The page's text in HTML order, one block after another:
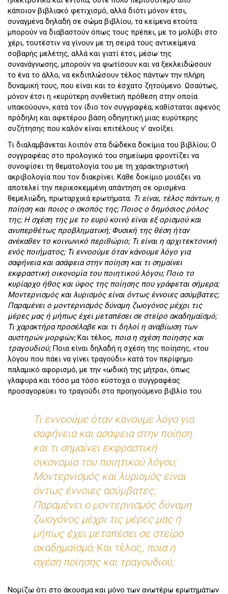
κάποιον βιβλιακό φετιχισμό, αλλά διότι μόνον έτσι,
συναγμένα δηλαδή σε σώμα βιβλίου, τα κείμενα ετούτα
μπορούν να διαβαστούν όπως τους πρέπει, με το μολύβι στο
χέρι, τουτέστιν να γίνουν με τη σειρά τους αντικείμενα
σοβαρής μελέτης, αλλά και γιατί έτσι, μέσω της
συνανάγνωσης, μπορούν να φωτίσουν και να ξεκλειδώσουν
το ένα το άλλο, να εκδιπλώσουν τέλος πάντων την πλήρη
δυναμική τους, που είναι και το έσχατο ζητούμενο. Ωσαύτως,
μόνον έτσι η «ευρύτερη συνθετική πρόθεση στην οποία
υπακούουν», κατά τον ίδιο τον συγγραφέα, καθίσταται αφενός
πρόδηλη και αφετέρου βάση οδηγητική μιας ευρύτερης
συζήτησης που καλόν είναι επιτέλους ν’ ανοίξει.
Τι διαλαμβάνεται λοιπόν στα δώδεκα δοκίμια του βιβλίου; Ο
συγγραφέας στο προλογικό του σημείωμα φροντίζει να
συνοψίσει τη θεματολογία του με τη χαρακτηριστική
ακριβολογία που τον διακρίνει. Κάθε δοκίμιο μοιάζει να
αποτελεί την περιεσκεμμένη απάντηση σε ορισμένα
θεμελιώδη, πρωταρχικά ερωτήματα: Τι είναι, τέλος πάντων, η
ποίηση και ποιος ο σκοπός της; Ποιος ο δημόσιος ρόλος
της; Η σχέση της με το ευρύ κοινό είναι εξ ορισμού και
ανυπερθέτως προβληματική; Φυσική της θέση ήταν
ανέκαθεν το κοινωνικό περιθώριο; Τι είναι η αρχιτεκτονική
ενός ποιήματος; Τι εννοούμε όταν κάνουμε λόγο για
σαφήνεια και ασάφεια στην ποίηση και τι σημαίνει
εκφραστική οικονομία του ποιητικού λόγου; Ποιο το
κυρίαρχο ήθος και ύφος της ποίησης που γράφεται σήμερα;
Μοντερνισμός και λυρισμός είναι όντως έννοιες ασύμβατες;
Παραμένει ο μοντερνισμός δύναμη ζωογόνος μέχρι τις
μέρες μας ή μήπως έχει μεταπέσει σε στείρο ακαδημαϊσμό;
Τι χαρακτήρα προσέλαβε και τι δηλοί η αναβίωση των
αυστηρών μορφών;Και τέλος, ποια η σχέση ποίησης και
τραγουδιού;Ποια είναι δηλαδή η σχέση της ποίησης, «του
λόγου που πάει να γίνει τραγούδι» κατά τον περίφημο
παλαμικό αφορισμό, με την «ωδική της μήτρα», όπως
γλαφυρά και τόσο μα τόσο εύστοχα ο συγγραφέας
προσαγορεύει το τραγούδι στο προηγούμενο βιβλίο του.
Τι εννοούμε όταν κάνουμε λόγο για
σαφήνεια και ασάφεια στην ποίηση
και τι σημαίνει εκφραστική
οικονομία του ποιητικού λόγου;
Μοντερνισμός και λυρισμός είναι
όντως έννοιες ασύμβατες;
Παραμένει ο μοντερνισμός δύναμη
ζωογόνος μέχρι τις μέρες μας ή
μήπως έχει μεταπέσει σε στείρο
ακαδημαϊσμό;Και τέλος, ποια η
σχέση ποίησης και τραγουδιού;
Νομίζω ότι στο άκουσμα και μόνο των ανωτέρω ερωτημάτων